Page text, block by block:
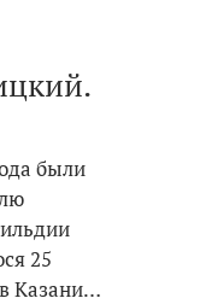
были
25
Казани…